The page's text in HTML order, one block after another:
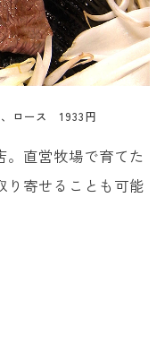
、ロース 1933円
。直営牧場で育てた
り寄せることも可能